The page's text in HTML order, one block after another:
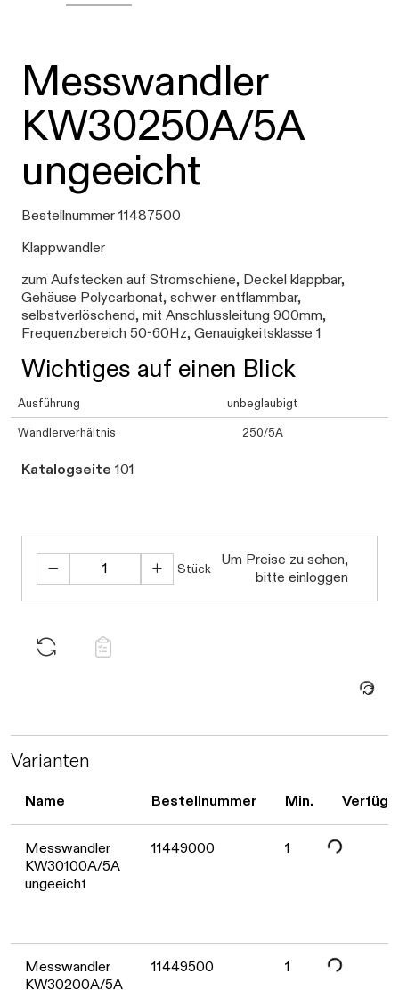
Messwandler
KW30250A/5A
ungeeicht
Bestellnummer 11487500
Klappwandler
zum Aufstecken auf Stromschiene, Deckel klappbar,
Gehäuse Polycarbonat, schwer entflammbar,
selbstverlöschend, mit Anschlussleitung 900mm,
Frequenzbereich 50-60Hz, Genauigkeitsklasse 1
Wichtiges auf einen Blick
Ausführung unbeglaubigt
Wandlerverhältnis 250/5A
Katalogseite 101
Stück
Um Preise zu sehen,
bitte einloggen
Daten werden geladen. Bitte warten...
Varianten
Name Bestellnummer Min.
Messwandler
KW30100A/5A
ungeeicht
11449000 1
Daten werden geladen. Bitte warten...
Messwandler
KW30200A/5A
11449500 1
Daten werden geladen. Bitte warten...